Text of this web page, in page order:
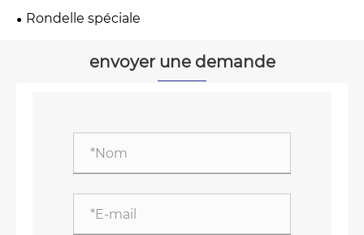
Rondelle spéciale
envoyer une demande